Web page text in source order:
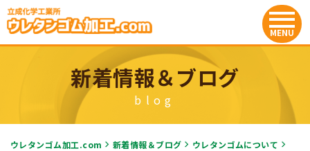
新着情報＆ブログ
blog
ウレタンゴム加工.com 新着情報＆ブログ
ウレタンゴムについて